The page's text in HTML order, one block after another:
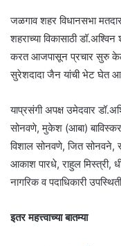
जळगाव शहर विधानसभा
शहराच्या विकासाठी
करत आजपासून प्रचार सुरु केला
सुरेशदादा जैन यांची भेट घेत
याप्रसंगी अपक्ष उमेदवार
सोनवणे, मुकेश (आबा)
विशाल सोनवणे, जित सोनवने,
आकाश पारधे, राहुल मिस्त्री,
नागरिक व पदाधिकारी
इतर महत्त्वाच्या बातम्या